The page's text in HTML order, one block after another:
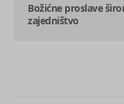
Božićne proslave
zajedništvo